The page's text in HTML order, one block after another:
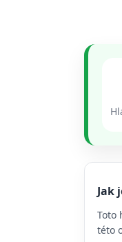
Jak
Toto
této